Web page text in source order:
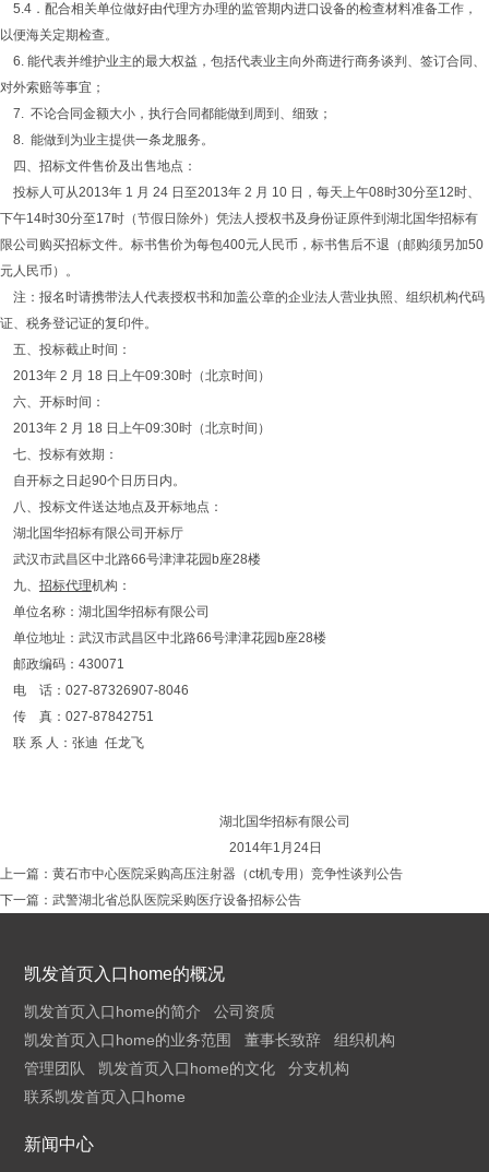
5.4．配合相关单位做好由代理方办理的监管期内进口设备的检查材料准备工作，
以便海关定期检查。
6. 能代表并维护业主的最大权益，包括代表业主向外商进行商务谈判、签订合同、
对外索赔等事宜；
7. 不论合同金额大小，执行合同都能做到周到、细致；
8. 能做到为业主提供一条龙服务。
四、招标文件售价及出售地点：
投标人可从2013年 1 月 24 日至2013年 2 月 10 日，每天上午08时30分至12时、
下午14时30分至17时（节假日除外）凭法人授权书及身份证原件到湖北国华招标有
限公司购买招标文件。标书售价为每包400元人民币，标书售后不退（邮购须另加50
元人民币）。
注：报名时请携带法人代表授权书和加盖公章的企业法人营业执照、组织机构代码
证、税务登记证的复印件。
五、投标截止时间：
2013年 2 月 18 日上午09:30时（北京时间）
六、开标时间：
2013年 2 月 18 日上午09:30时（北京时间）
七、投标有效期：
自开标之日起90个日历日内。
八、投标文件送达地点及开标地点：
湖北国华招标有限公司开标厅
武汉市武昌区中北路66号津津花园b座28楼
九、 招标代理机构：
单位名称：湖北国华招标有限公司
单位地址：武汉市武昌区中北路66号津津花园b座28楼
邮政编码：430071
电 话：027-87326907-8046
传 真：027-87842751
联 系 人：张迪 任龙飞
湖北国华招标有限公司
2014年1月24日
上一篇： 黄石市中心医院采购高压注射器（ct机专用）竞争性谈判公告
下一篇： 武警湖北省总队医院采购医疗设备招标公告
凯发首页入口home的概况
凯发首页入口home的简介
公司资质
凯发首页入口home的业务范围
董事长致辞
组织机构
管理团队
凯发首页入口home的文化
分支机构
联系凯发首页入口home
新闻中心